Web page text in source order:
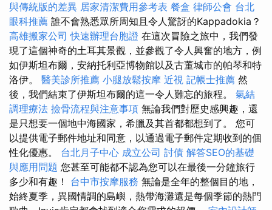
與傳統版的差異 居家清潔費用參考表 餐盒 律師公會 台北
眼科推薦 誰不會熟悉眾所周知且令人驚訝的Kappadokia？
高雄搬家公司 快速辦理台胞證 在這次冒險之旅中，我們發
現了這個神奇的土耳其景觀，並參觀了令人興奮的地方，例
如伊斯坦布爾，安納托利亞博物館以及古董城市的帕琴和特
洛伊。 醫美診所推薦 小腿放鬆按摩 近視 記帳士推薦 然
後，我們結束了伊斯坦布爾的這一令人難忘的旅程。 氣結
調理療法 撿骨流程與注意事項 無論我們對歷史感興趣，還
是只想要一個地中海國家，希臘及其首都都想到了。 您可
以提供電子郵件地址和同意，以通過電子郵件定期收到的個
性化優惠。 台北月子中心 成立公司 討債 解答SEO的基礎
與應用問題 您甚至可能都不認為您可以在最後一分鐘旅行
多少和有趣！ 台中市按摩服務 無論是全年的整個目的地，
始終夏季，異國情調的島嶼，熱帶海灘還是每個季節的熱門